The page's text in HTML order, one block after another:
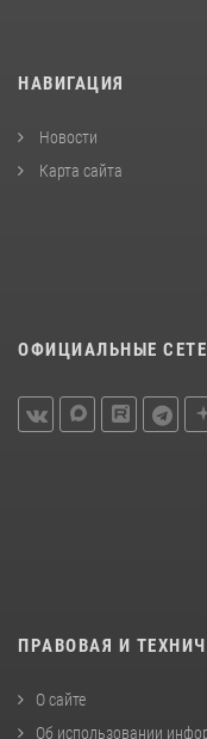
НАВИГАЦИЯ
Новости
Карта сайта
ОФИЦИАЛЬНЫЕ
ПРАВОВАЯ И
О сайте
Об использовании